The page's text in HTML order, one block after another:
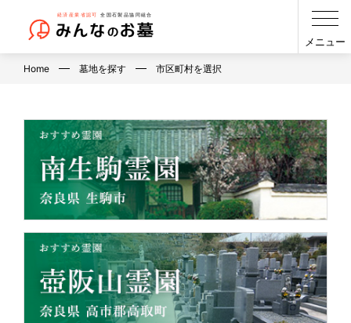
メニュー
Home 墓地を探す 市区町村を選択